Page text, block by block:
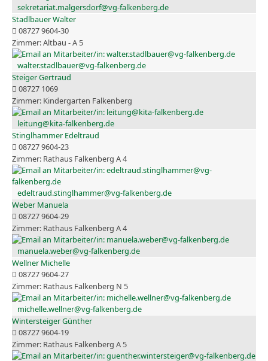
sekretariat.malgersdorf@vg-falkenberg.de
Stadlbauer Walter
08727 9604-30
Altbau - A 5
walter.stadlbauer@vg-falkenberg.de
Steiger Gertraud
08727 1069
Kindergarten Falkenberg
leitung@kita-falkenberg.de
Stinglhammer Edeltraud
08727 9604-23
Rathaus Falkenberg A 4
edeltraud.stinglhammer@vg-falkenberg.de
Weber Manuela
08727 9604-29
Rathaus Falkenberg A 4
manuela.weber@vg-falkenberg.de
Wellner Michelle
08727 9604-27
Rathaus Falkenberg N 5
michelle.wellner@vg-falkenberg.de
Wintersteiger Günther
08727 9604-19
Rathaus Falkenberg A 5